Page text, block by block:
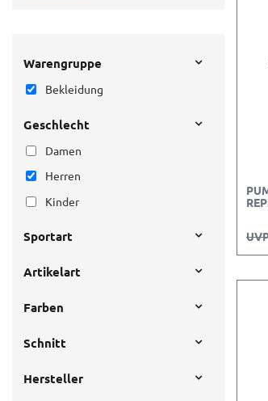
Warengruppe
Bekleidung
Geschlecht
Damen
Herren
Kinder
Sportart
Artikelart
Farben
Schnitt
Hersteller